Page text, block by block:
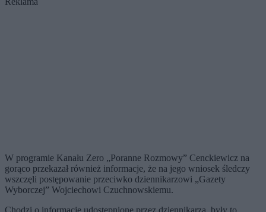
W programie Kanału Zero „Poranne Rozmowy” Cenckiewicz na
gorąco przekazał również informacje, że na jego wniosek śledczy
wszczęli postępowanie przeciwko dziennikarzowi „Gazety
Wyborczej” Wojciechowi Czuchnowskiemu.